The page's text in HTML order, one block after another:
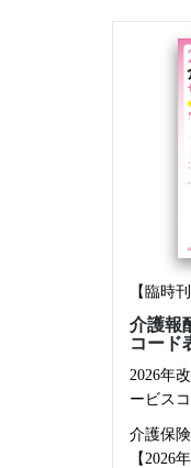
【臨時
介護報
コード
2026年
ービス
介護保険
【2026